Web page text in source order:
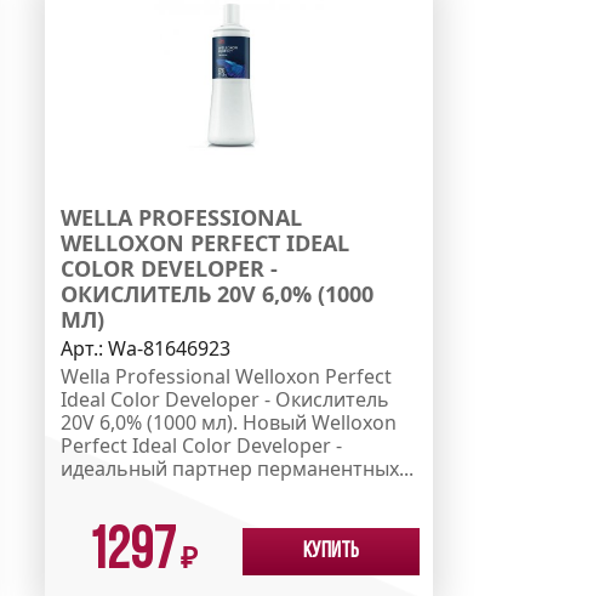
WELLA PROFESSIONAL
WELLOXON PERFECT IDEAL
COLOR DEVELOPER -
ОКИСЛИТЕЛЬ 20V 6,0% (1000
МЛ)
Арт.:Wa-81646923
Wella Professional Welloxon Perfect
Ideal Color Developer - Окислитель
20V 6,0% (1000 мл). Новый Welloxon
Perfect Ideal Color Developer -
идеальный партнер перманентных...
1297₽ Купить